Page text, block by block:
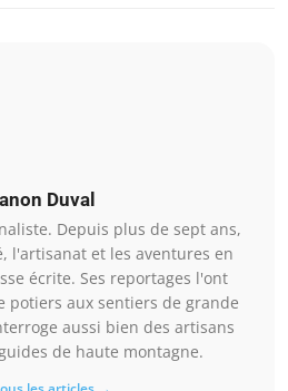
Duval
Depuis plus de sept ans,
l'artisanat et les aventures en
écrite. Ses reportages l'ont
potiers aux sentiers de grande
aussi bien des artisans
de haute montagne.